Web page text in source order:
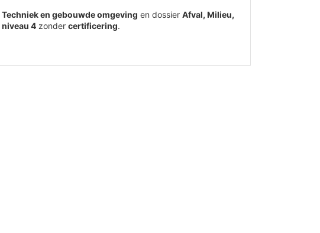
Techniek en gebouwde omgeving en dossier Afval, Milieu,
niveau 4 zonder certificering.